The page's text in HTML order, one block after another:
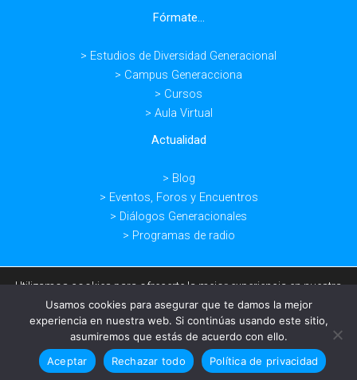
Fórmate...
> Estudios de Diversidad Generacional
> Campus Generacciona
> Cursos
> Aula Virtual
Actualidad
> Blog
> Eventos, Foros y Encuentros
> Diálogos Generacionales
> Programas de radio
Copyright © 2026 - Aviso legal - Política de privacidad - Condiciones
de venta -Diseño por:Kuundaweb
Utilizamos cookies para ofrecerte la mejor experiencia en nuestra
Puedes aprender más sobre qué cookies utilizamos o
desactivarlas en los
Aceptar Rechazar Ajustes
Usamos cookies para asegurar que te damos la mejor
experiencia en nuestra web. Si continúas usando este sitio,
asumiremos que estás de acuerdo con ello.
Aceptar
Rechazar todo Política de privacidad